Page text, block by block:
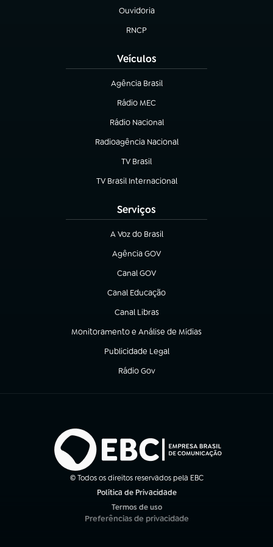
Ouvidoria
(abre em nova aba)
RNCP
(abre em nova aba)
Veículos
Agência Brasil
(abre em nova aba)
Rádio MEC
(abre em nova aba)
Rádio Nacional
Radioagência Nacional
(abre em nova aba)
TV Brasil
(abre em nova aba)
TV Brasil Internacional
(abre em nova aba)
Serviços
A Voz do Brasil
(abre em nova aba)
Agência GOV
(abre em nova aba)
Canal GOV
(abre em nova aba)
Canal Educação
(abre em nova aba)
Canal Libras
(abre em nova aba)
Monitoramento e Análise de Mídias
(abre em nova aba)
Publicidade Legal
(abre em nova aba)
Rádio Gov
(abre em nova aba)
© Todos os direitos reservados pela EBC
Política de Privacidade
Termos de uso
(abre em nova aba)
Preferências de privacidade